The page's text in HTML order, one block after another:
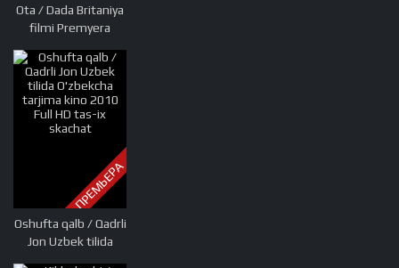
Ota / Dada Britaniya
filmi Premyera
O'zbekcha tarjima
kino 2020 Full HD
tas-ix skachat
ПРЕМЬЕРА
Oshufta qalb / Qadrli
Jon Uzbek tilida